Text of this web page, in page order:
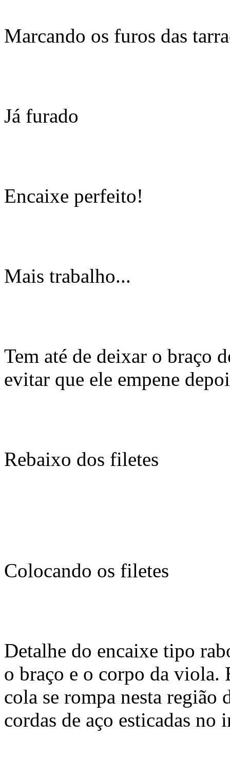
Marcando os furos das
Já furado
Encaixe perfeito!
Mais trabalho...
Tem até de deixar o braço
evitar que ele empene
Rebaixo dos filetes
Colocando os filetes
Detalhe do encaixe tipo
o braço e o corpo da viola.
cola se rompa nesta região
cordas de aço esticadas no